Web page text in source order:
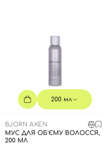
200 мл
BJORN AXEN
МУС ДЛЯ ОБ'ЄМУ ВОЛОССЯ,
200 МЛ